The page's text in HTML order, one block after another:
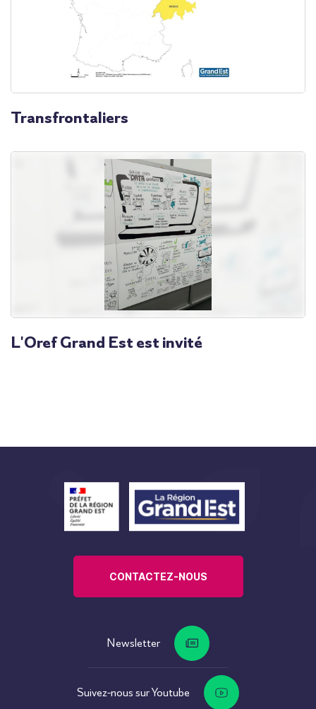
Transfrontaliers
L'Oref Grand Est est invité
CONTACTEZ-NOUS
Newsletter
Suivez-nous sur Youtube